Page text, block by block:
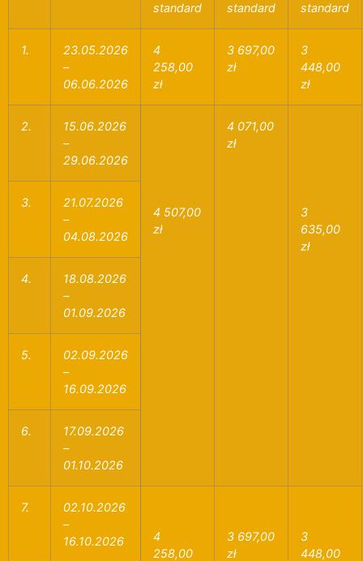
standard
standard
standard
1.
23.05.2026
–
06.06.2026
4
258,00
zł
3 697,00
zł
3
448,00
zł
2.
15.06.2026
–
29.06.2026
4 507,00
zł
4 071,00
zł
3
635,00
zł
3.
21.07.2026
–
04.08.2026
4.
18.08.2026
–
01.09.2026
5.
02.09.2026
–
16.09.2026
6.
17.09.2026
–
01.10.2026
7.
02.10.2026
–
16.10.2026
4
258,00
3 697,00
zł
3
448,00